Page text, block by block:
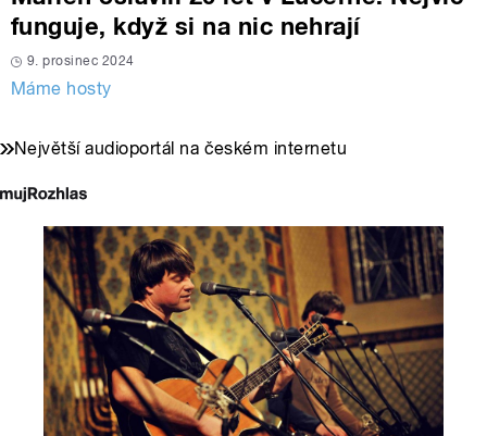
funguje, když si na nic nehrají
9. prosinec 2024
Máme hosty
Největší audioportál na českém internetu